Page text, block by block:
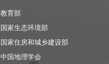
教育部
国家生态环境部
国家住房和城乡建设部
中国地理学会